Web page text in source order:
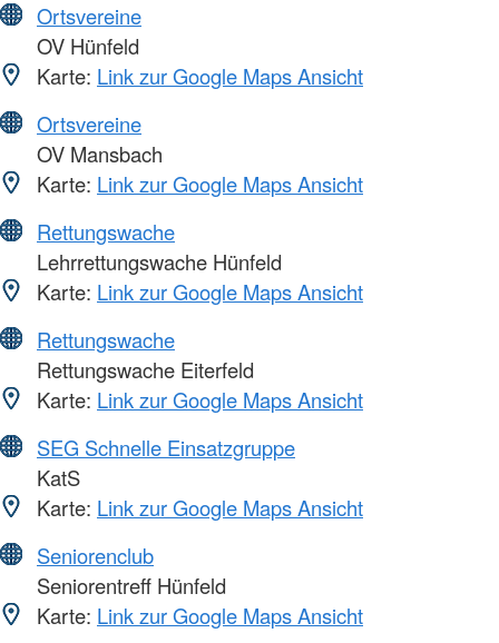
Ortsvereine
OV Hünfeld
Karte: Link zur Google Maps Ansicht
Ortsvereine
OV Mansbach
Karte: Link zur Google Maps Ansicht
Rettungswache
Lehrrettungswache Hünfeld
Karte: Link zur Google Maps Ansicht
Rettungswache
Rettungswache Eiterfeld
Karte: Link zur Google Maps Ansicht
SEG Schnelle Einsatzgruppe
KatS
Karte: Link zur Google Maps Ansicht
Seniorenclub
Seniorentreff Hünfeld
Karte: Link zur Google Maps Ansicht